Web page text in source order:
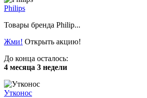
Philips
Товары бренда Philip...
Жми! Открыть акцию!
До конца осталось:
4 месяца 3 недели
Утконос